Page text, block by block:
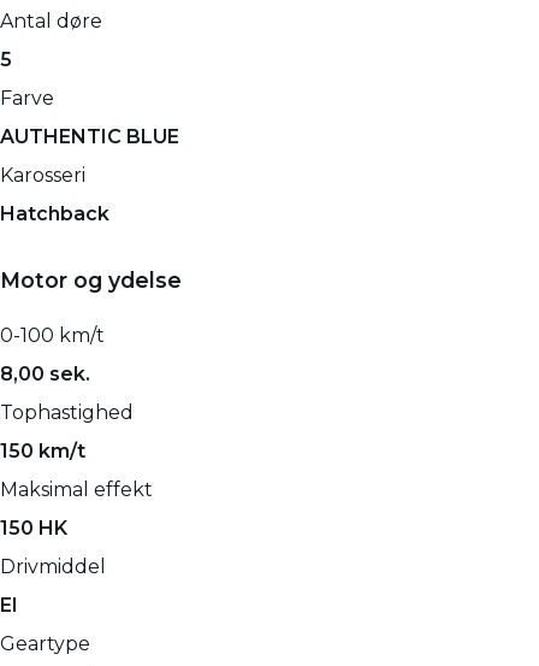
Antal døre
5
Farve
AUTHENTIC BLUE
Karosseri
Hatchback
Motor og ydelse
0-100 km/t
8,00 sek.
Tophastighed
150 km/t
Maksimal effekt
150 HK
Drivmiddel
El
Geartype